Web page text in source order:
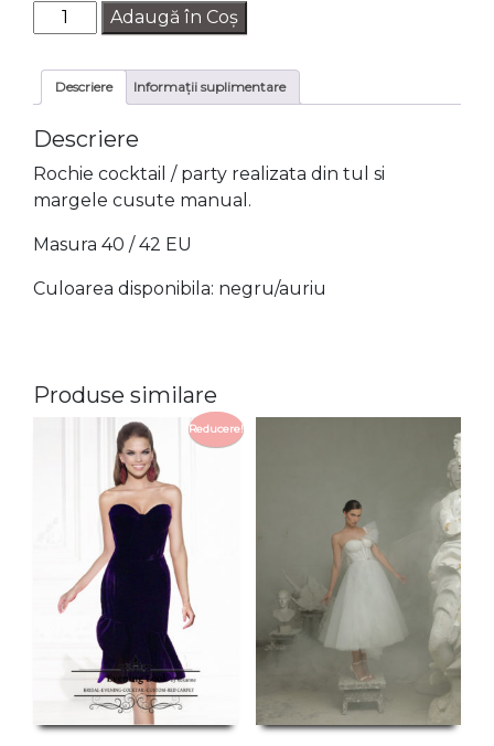
Cantitate
Rochie
cocktail
margele
Adaugă în Coș
Descriere Informații suplimentare
Descriere
Rochie cocktail / party realizata din tul si
margele cusute manual.
Masura 40 / 42 EU
Culoarea disponibila: negru/auriu
Produse similare
Reducere!